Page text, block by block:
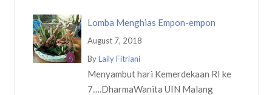
Lomba Menghias Empon-empon
August 7, 2018
ByLaily Fitriani
Menyambut hari Kemerdekaan RI ke
7….DharmaWanita UIN Malang